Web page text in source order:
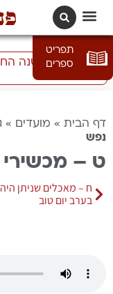
תפריט
ספרים
התכוננו לשנה
דף הבית » מועדים »
נפש
ט –
ח – מאכלים שניתן
בערב יום טוב